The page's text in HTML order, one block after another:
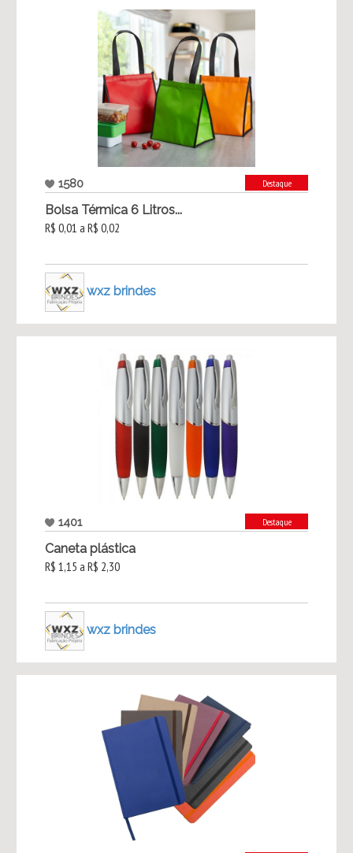
1580 Destaque
Bolsa Térmica 6 Litros...
R$ 0,01 a R$ 0,02
wxz brindes
1401 Destaque
Caneta plástica
R$ 1,15 a R$ 2,30
wxz brindes